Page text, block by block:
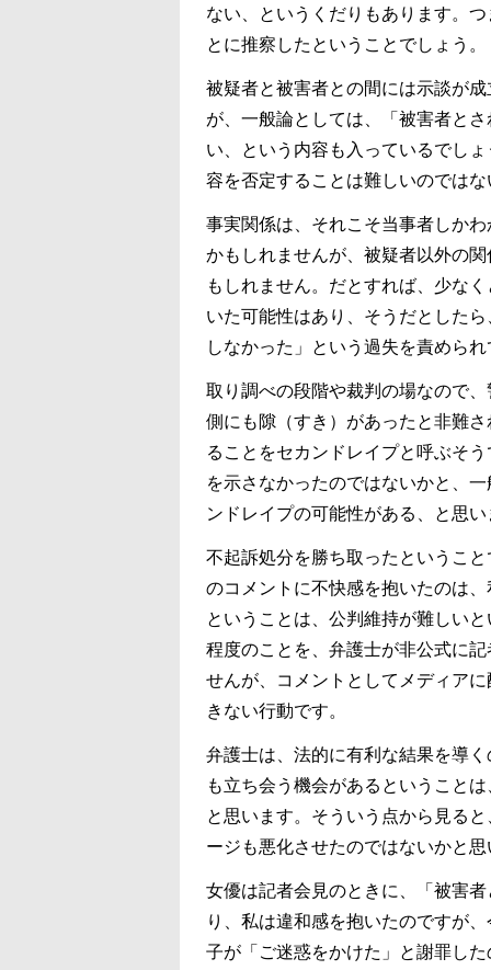
ない、というくだりもあります。
とに推察したということでしょう。
被疑者と被害者との間には示談が
が、一般論としては、「被害者と
い、という内容も入っているでし
容を否定することは難しいのでは
事実関係は、それこそ当事者しか
かもしれませんが、被疑者以外の
もしれません。だとすれば、少な
いた可能性はあり、そうだとした
しなかった」という過失を責めら
取り調べの段階や裁判の場なので
側にも隙（すき）があったと非難
ることをセカンドレイプと呼ぶそ
を示さなかったのではないかと、
ンドレイプの可能性がある、と思い
不起訴処分を勝ち取ったというこ
のコメントに不快感を抱いたのは
ということは、公判維持が難しい
程度のことを、弁護士が非公式に
せんが、コメントとしてメディア
きない行動です。
弁護士は、法的に有利な結果を導
も立ち会う機会があるということ
と思います。そういう点から見る
ージも悪化させたのではないかと
女優は記者会見のときに、「被害
り、私は違和感を抱いたのですが
子が「ご迷惑をかけた」と謝罪し